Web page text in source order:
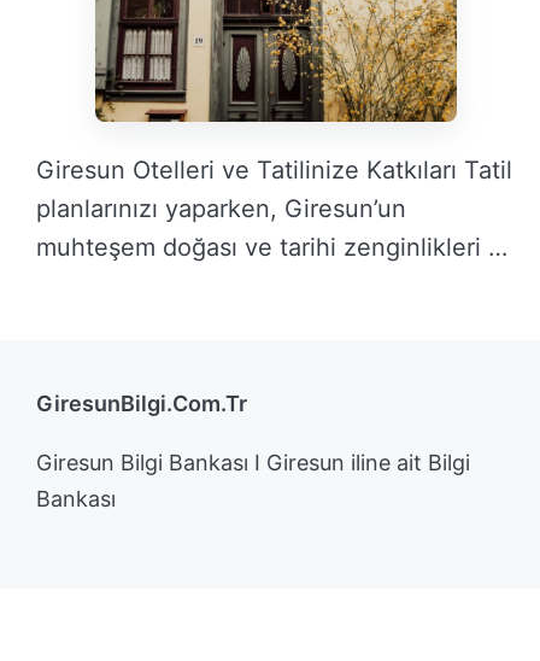
Giresun Otelleri ve Tatilinize Katkıları Tatil
planlarınızı yaparken, Giresun’un
muhteşem doğası ve tarihi zenginlikleri …
GiresunBilgi.Com.Tr
Giresun Bilgi Bankası I Giresun iline ait Bilgi
Bankası